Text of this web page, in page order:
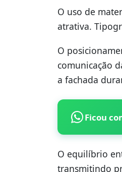
O uso de
atrativa.
O
comunicação
a fachada
Ficou
O equilíbrio
transmitindo